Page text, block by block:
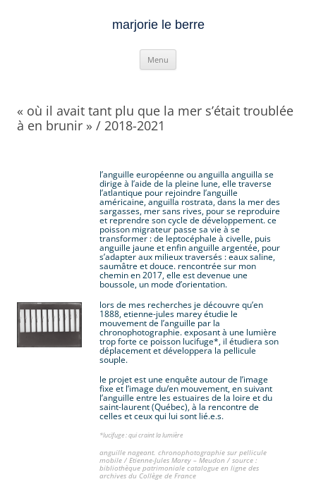
marjorie le berre
Menu
« où il avait tant plu que la mer s’était troublée
à en brunir » / 2018-2021
l’anguille européenne ou anguilla anguilla se
dirige à l’aide de la pleine lune, elle traverse
l’atlantique pour rejoindre l’anguille
américaine, anguilla rostrata, dans la mer des
sargasses, mer sans rives, pour se reproduire
et reprendre son cycle de développement. ce
poisson migrateur passe sa vie à se
transformer : de leptocéphale à civelle, puis
anguille jaune et enfin anguille argentée, pour
s’adapter aux milieux traversés : eaux saline,
saumâtre et douce. rencontrée sur mon
chemin en 2017, elle est devenue une
boussole, un mode d’orientation.
lors de mes recherches je découvre qu’en
1888, etienne-jules marey étudie le
mouvement de l’anguille par la
chronophotographie. exposant à une lumière
trop forte ce poisson lucifuge*, il étudiera son
déplacement et développera la pellicule
souple.
le projet est une enquête autour de l’image
fixe et l’image du/en mouvement, en suivant
l’anguille entre les estuaires de la loire et du
saint-laurent (Québec), à la rencontre de
celles et ceux qui lui sont lié.e.s.
*lucifuge : qui craint la lumière
anguille nageant. chronophotographie sur pellicule
mobile / Etienne-Jules Marey – Meudon / source :
bibliothèque patrimoniale catalogue en ligne des
archives du Collège de France